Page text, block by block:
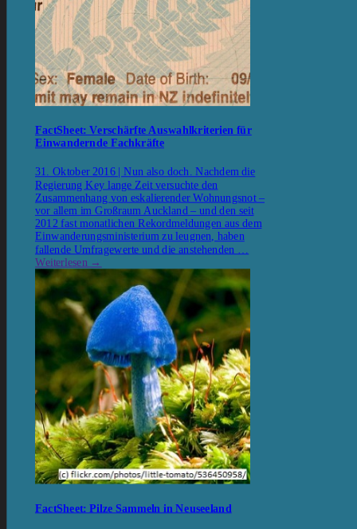
FactSheet: Verschärfte Auswahlkriterien für
Einwandernde Fachkräfte
31. Oktober 2016 | Nun also doch. Nachdem die
Regierung Key lange Zeit versuchte den
Zusammenhang von eskalierender Wohnungsnot –
vor allem im Großraum Auckland – und den seit
2012 fast monatlichen Rekordmeldungen aus dem
Einwanderungsministerium zu leugnen, haben
fallende Umfragewerte und die anstehenden …
Weiterlesen →
FactSheet: Pilze Sammeln in Neuseeland